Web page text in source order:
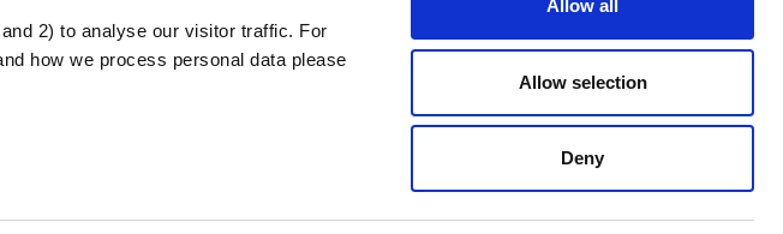
2) to analyse our visitor traffic. For
how we process personal data please
Allow all
Allow selection
Deny
a odmową przyjęcia szczepionki.